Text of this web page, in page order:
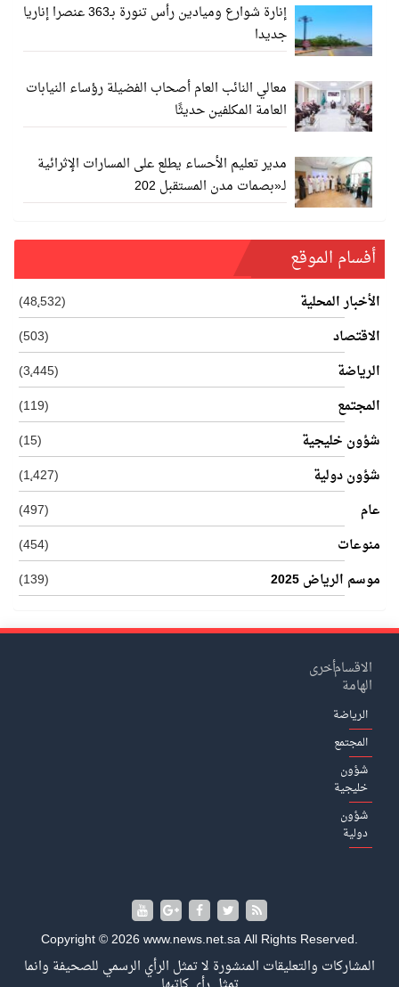
إنارة شوارع وميادين رأس تنورة بـ363 عنصرا إناريا
جديدا
معالي النائب العام أصحاب الفضيلة رؤساء النيابات
العامة المكلفين حديثًا
مدير تعليم الأحساء يطلع على المسارات الإثرائية
لـ«بصمات مدن المستقبل 202
أفسام الموقع
الأخبار المحلية
(48٬532)
الاقتصاد
(503)
الرياضة
(3٬445)
المجتمع
(119)
شؤون خليجية
(15)
شؤون دولية
(1٬427)
عام
(497)
منوعات
(454)
موسم الرياض 2025
(139)
الاقسام
الهامة
الرياضة
المجتمع
شؤون
خليجية
شؤون
دولية
أخرى
Copyright © 2026 www.news.net.sa All Rights Reserved.
المشاركات والتعليقات المنشورة لا تمثل الرأي الرسمي للصحيفة وانما